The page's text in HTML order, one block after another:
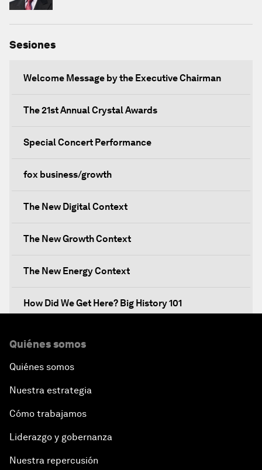
Sesiones
Welcome Message by the Executive Chairman
The 21st Annual Crystal Awards
Special Concert Performance
fox business/growth
The New Digital Context
The New Growth Context
The New Energy Context
How Did We Get Here? Big History 101
An Insight, An Idea with Martin Wolf
Inclusive Growth in the Digital Age
Closing the Infrastructure Gap
The New Banking Context
Quiénes somos
Quiénes somos
Nuestra estrategia
Cómo trabajamos
Liderazgo y gobernanza
Nuestra repercusión